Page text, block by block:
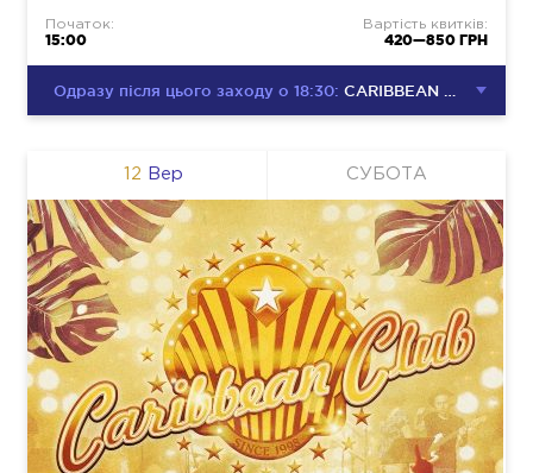
Початок:
15:00
Вартість квитків:
420—850 ГРН
Одразу після цього заходу о 18:30: CARIBBEAN CLUB DISCO PARTY
Вер
12 СУБОТА